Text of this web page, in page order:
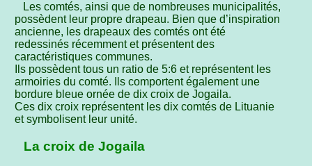
Les comtés, ainsi que de nombreuses municipalités,
possèdent leur propre drapeau. Bien que d’inspiration
ancienne, les drapeaux des comtés ont été
redessinés récemment et présentent des
caractéristiques communes.
Ils possèdent tous un ratio de 5:6 et représentent les
armoiries du comté. Ils comportent également une
bordure bleue ornée de dix croix de Jogaila.
Ces dix croix représentent les dix comtés de Lituanie
et symbolisent leur unité.
La croix de Jogaila